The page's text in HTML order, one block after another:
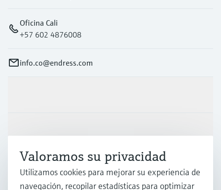
Oficina Cali
+57 602 4876008
info.co@endress.com
Soporte
Valoramos su privacidad
Utilizamos cookies para mejorar su experiencia de
navegación, recopilar estadísticas para optimizar